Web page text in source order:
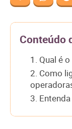
Conteúdo
1. Qual é
2. Como
3.